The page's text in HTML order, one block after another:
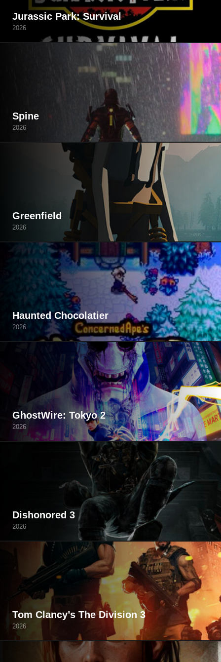
Jurassic Park: Survival
2026
Spine
2026
Greenfield
2026
Haunted Chocolatier
2026
GhostWire: Tokyo 2
2026
Dishonored 3
2026
Tom Clancy’s The Division 3
2026